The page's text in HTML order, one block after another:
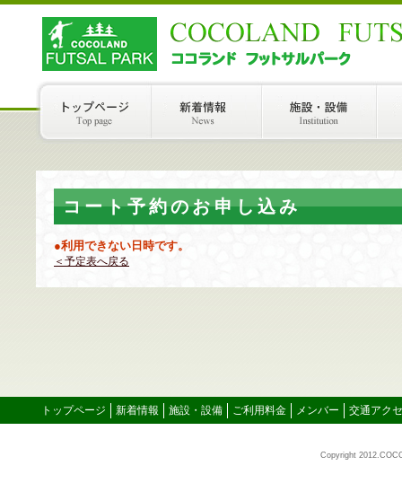
コート予約のお申し込み
●利用できない日時です。
＜予定表へ戻る
トップページ 新着情報 施設・設備 ご利用料金 メンバー 交通アク
Copyright